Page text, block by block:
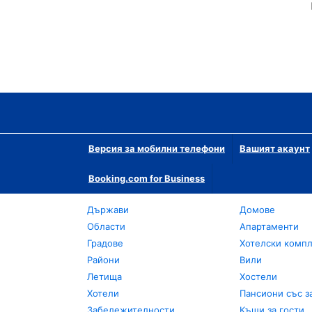
Версия за мобилни телефони Вашият акаунт
Booking.com for Business
Държави
Области
Градове
Райони
Летища
Хотели
Домове
Апартаменти
Хотелски
Вили
Хостели
Пансиони със